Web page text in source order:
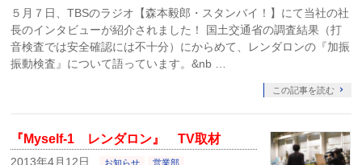
５月７日、TBSのラジオ【森本毅郎・スタンバイ！】にて当社の社
長のインタビューが紹介されました！ 国土交通省の調査結果（打
音検査では安全確認には不十分）にからめて、レンダロンの『加振
振動検査』について語っています。&nb …
この記事を読む
『Myself-1 レンダロン』 TV取材
2013年4月12日 お知らせ 営業部